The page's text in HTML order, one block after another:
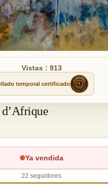
Vistas : 913
temporal certificado
Ya vendida
22 seguidores